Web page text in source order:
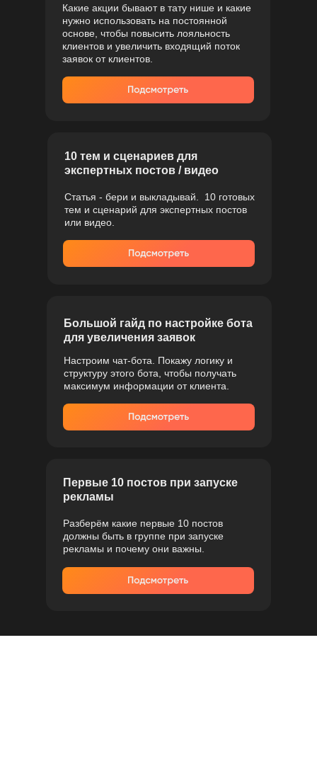
Первые 10 постов при запуске
рекламы
Разберём какие первые 10 постов
должны быть в группе при запуске
рекламы и почему они важны.
Настроим чат-бота. Покажу логику и
структуру этого бота, чтобы получать
максимум информации от клиента.
Большой гайд по настройке бота
для увеличения заявок
10 тем и сценариев для
экспертных постов / видео
Статья - бери и выкладывай. 10 готовых
тем и сценарий для экспертных постов
или видео.
Какие акции бывают в тату нише и какие
нужно использовать на постоянной
основе, чтобы повысить лояльность
клиентов и увеличить входящий поток
заявок от клиентов.